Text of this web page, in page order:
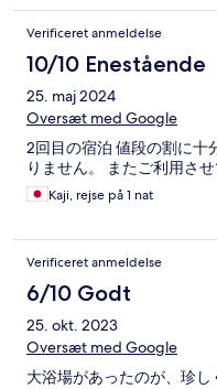
Verificeret anmeldelse
10/10 Enestående
25. maj 2024
Oversæt med Google
2回目の宿泊 値段の割に十
りません。 またご利用させ
Kaji, rejse på 1 nat
Verificeret anmeldelse
6/10 Godt
25. okt. 2023
Oversæt med Google
大浴場があったのが、珍し